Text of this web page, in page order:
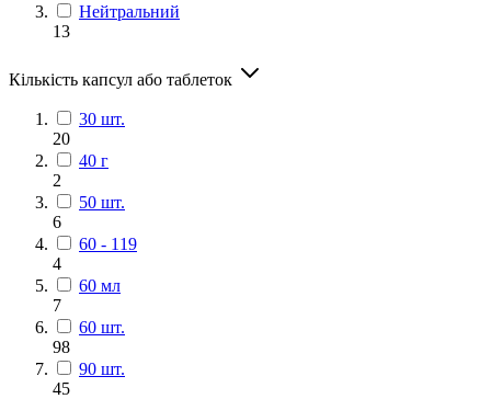
Нейтральний
13
Кількість капсул або таблеток
30 шт.
20
40 г
2
50 шт.
6
60 - 119
4
60 мл
7
60 шт.
98
90 шт.
45